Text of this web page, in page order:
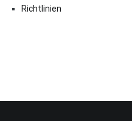
Richtlinien